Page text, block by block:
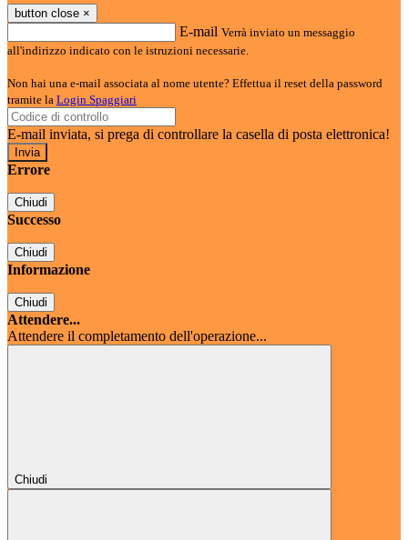
button close ×
E-mail Verrà inviato un messaggio
all'indirizzo indicato con le istruzioni necessarie.
Non hai una e-mail associata al nome utente? Effettua il reset della password
tramite la Login Spaggiari
E-mail inviata, si prega di controllare la casella di posta elettronica!
Errore
Chiudi
Successo
Chiudi
Informazione
Chiudi
Attendere...
Attendere il completamento dell'operazione...
Chiudi